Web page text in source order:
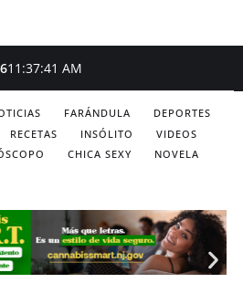
11:37:42 AM
FARÁNDULA
DEPORTES
RECETAS INSÓLITO
VIDEOS
CHICA SEXY NOVELA